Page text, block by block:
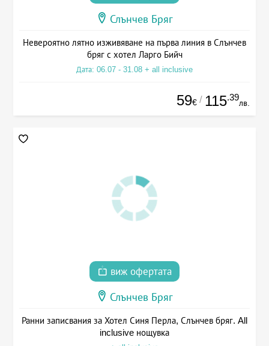
Слънчев Бряг
Невероятно лятно изживяване на първа линия в Слънчев
бряг с хотел Ларго Бийч
Дата: 06.07 - 31.08 + all inclusive
59€ / 115.39
лв.
виж офертата
Слънчев Бряг
Ранни записвания за Хотел Синя Перла, Слънчев бряг. All
inclusive нощувка